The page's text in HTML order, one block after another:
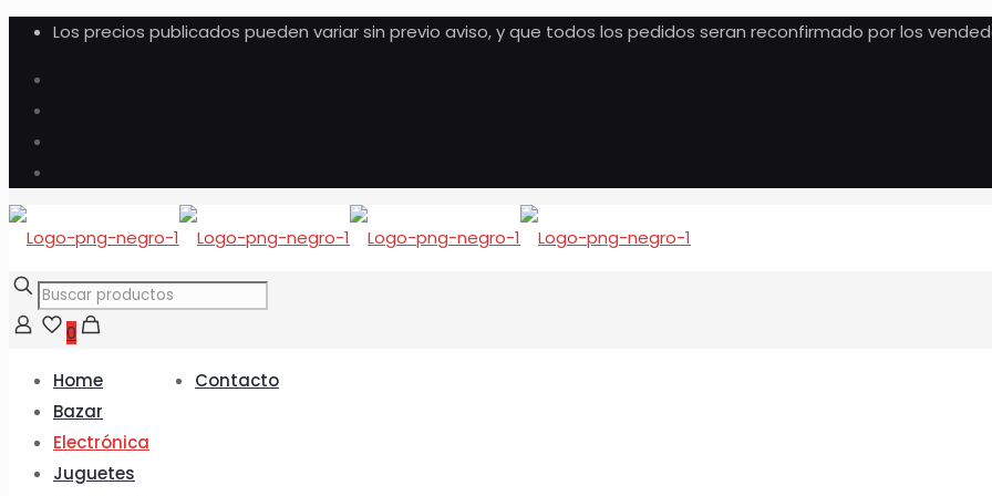
Los precios publicados pueden variar sin previo aviso, y que todos los pedidos seran reconfirmado por los
0
Home
Bazar
Electrónica
Juguetes
Contacto